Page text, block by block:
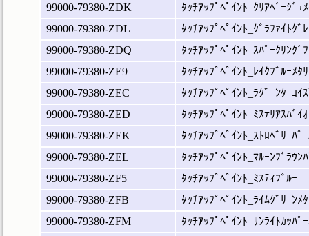
99000-79380-ZDK
ﾀｯﾁｱｯﾌﾟﾍﾟｲﾝﾄ_ｸﾘｱﾍﾞｰｼﾞｭ
99000-79380-ZDL
ﾀｯﾁｱｯﾌﾟﾍﾟｲﾝﾄ_ｸﾞﾗﾌｧｲﾄｸﾞ
99000-79380-ZDQ
ﾀｯﾁｱｯﾌﾟﾍﾟｲﾝﾄ_ｽﾊﾟｰｸﾘﾝｸﾞ
99000-79380-ZE9
ﾀｯﾁｱｯﾌﾟﾍﾟｲﾝﾄ_ﾚｲｸﾌﾞﾙｰﾒﾀ
99000-79380-ZEC
ﾀｯﾁｱｯﾌﾟﾍﾟｲﾝﾄ_ﾗｸﾞｰﾝﾀｰｺｲ
99000-79380-ZED
ﾀｯﾁｱｯﾌﾟﾍﾟｲﾝﾄ_ﾐｽﾃﾘｱｽﾊﾞｲ
99000-79380-ZEK
ﾀｯﾁｱｯﾌﾟﾍﾟｲﾝﾄ_ｽﾄﾛﾍﾞﾘｰﾊﾟ
99000-79380-ZEL
ﾀｯﾁｱｯﾌﾟﾍﾟｲﾝﾄ_ﾏﾙｰﾝﾌﾞﾗｳﾝ
99000-79380-ZF5
ﾀｯﾁｱｯﾌﾟﾍﾟｲﾝﾄ_ﾐｽﾃｨﾌﾞﾙｰ
99000-79380-ZFB
ﾀｯﾁｱｯﾌﾟﾍﾟｲﾝﾄ_ﾗｲﾑｸﾞﾘｰﾝﾒ
99000-79380-ZFM
ﾀｯﾁｱｯﾌﾟﾍﾟｲﾝﾄ_ｻﾝﾗｲﾄｶｯﾊﾟ